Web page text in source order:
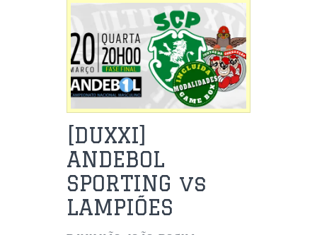
[DUXXI]
ANDEBOL
SPORTING vs
LAMPIÕES